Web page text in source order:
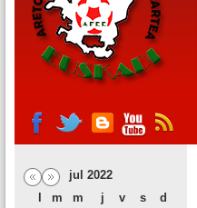
jul 2022
m m j v s
d